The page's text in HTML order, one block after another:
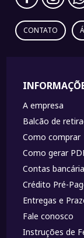
CONTATO
A empresa
Balcão de
Como comprar
Como gerar
Contas
Crédito Pré-
Entregas e
Fale conosco
Instruções de